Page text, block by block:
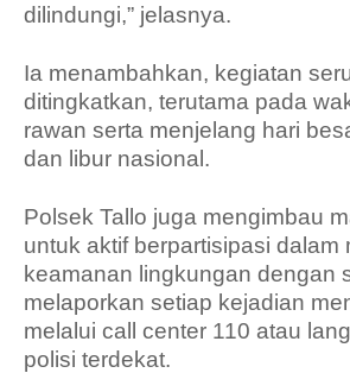
dilindungi,” jelasnya.
Ia menambahkan, kegiatan
ditingkatkan, terutama pada
rawan serta menjelang hari
dan libur nasional.
Polsek Tallo juga mengimbau
untuk aktif berpartisipasi dalam
keamanan lingkungan dengan
melaporkan setiap kejadian
melalui call center 110 atau
polisi terdekat.